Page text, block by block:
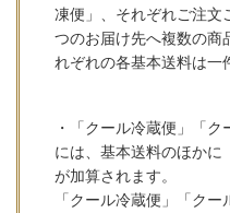
凍便」、それぞれご注文
つのお届け先へ複数の商
れぞれの各基本送料は一
・「クール冷蔵便」「
には、基本送料のほかに
が加算されます。
「クール冷蔵便」「ク